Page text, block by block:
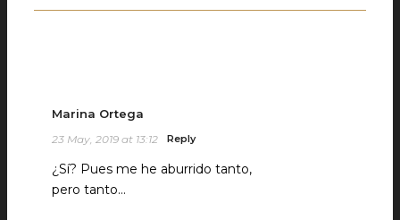
Marina Ortega
23 May, 2019 at 13:12 Reply
¿Sí? Pues me he aburrido tanto,
pero tanto…